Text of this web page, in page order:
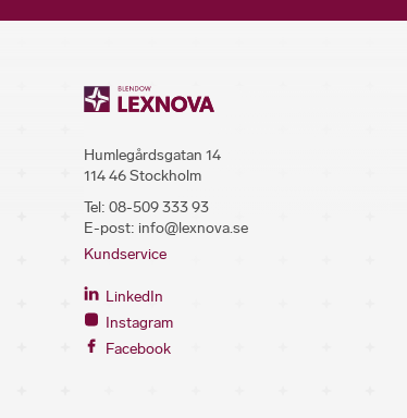
Humlegårdsgatan 14
114 46 Stockholm
Tel: 08-509 333 93
E-post: info@lexnova.se
Kundservice
LinkedIn
Instagram
Facebook